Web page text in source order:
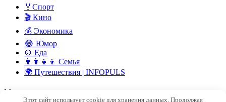
🏅Спорт
🎬 Кино
💰 Экономика
😂 Юмор
🍲 Еда
👨‍👩‍👧‍👦 Семья
🌍 Путешествия | INFOPULS
Мы в социальных сетях
Этот сайт использует cookie для хранения данных. Продолжая